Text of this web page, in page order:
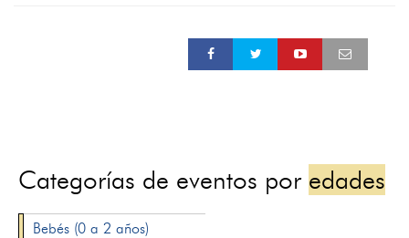
Categorías de eventos por edades
Bebés (0 a 2 años)